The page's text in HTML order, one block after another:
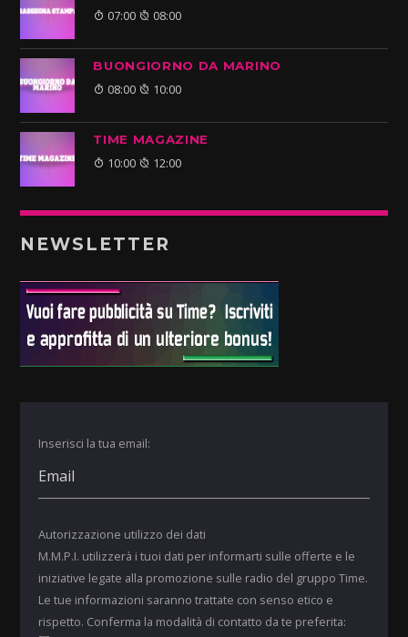
07:00 08:00
BUONGIORNO DA MARINO
08:00 10:00
TIME MAGAZINE
10:00 12:00
NEWSLETTER
Inserisci la tua email:
Autorizzazione utilizzo dei dati
M.M.P.I. utilizzerà i tuoi dati per informarti sulle offerte e le
iniziative legate alla promozione sulle radio del gruppo Time.
Le tue informazioni saranno trattate con senso etico e
rispetto. Conferma la modalità di contatto da te preferita: